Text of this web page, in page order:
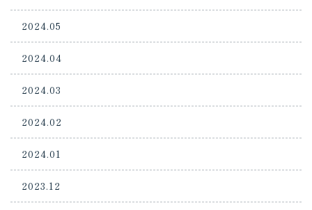
2024.05
2024.04
2024.03
2024.02
2024.01
2023.12